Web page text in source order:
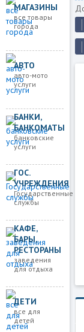
МАГАЗИНЫ
все товары
города
АВТО
авто-мото
услуги
БАНКИ,
БАНКОМАТЫ
банковские
услуги
ГОС.
УЧРЕЖДЕНИЯ
Государственные
службы
КАФЕ,
БАРЫ,
РЕСТОРАНЫ
заведения
для отдыха
ДЕТИ
все для
детей